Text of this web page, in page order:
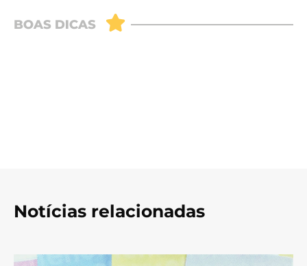
Notícias relacionadas